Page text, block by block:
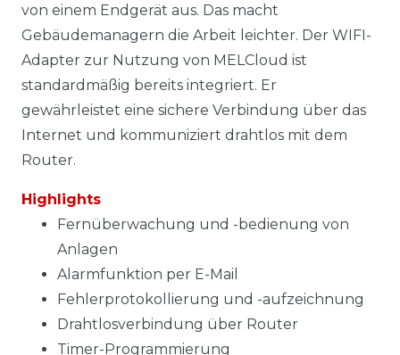
von einem Endgerät aus. Das macht
Gebäudemanagern die Arbeit leichter. Der WIFI-
Adapter zur Nutzung von MELCloud ist
standardmäßig bereits integriert. Er
gewährleistet eine sichere Verbindung über das
Internet und kommuniziert drahtlos mit dem
Router.
Highlights
Fernüberwachung und -bedienung von
Anlagen
Alarmfunktion per E-Mail
Fehlerprotokollierung und -aufzeichnung
Drahtlosverbindung über Router
Timer-Programmierung